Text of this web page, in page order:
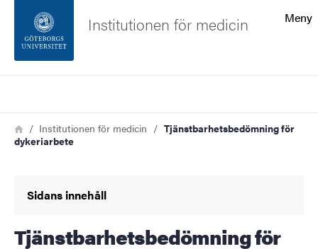
Sidfoten
Om webbplatsen
Meny
Institutionen för medicin
Länkstig
HemInstitutionen för medicin
Tjänstbarhetsbedömning för
dykeriarbete
Sidans innehåll
Tjänstbarhetsbedömning för